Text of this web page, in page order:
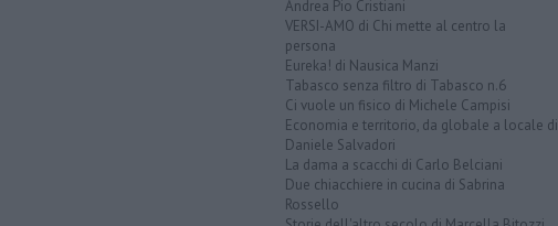
Andrea Pio Cristiani
VERSI-AMO di Chi mette al centro la
persona
Eureka! di Nausica Manzi
Tabasco senza filtro di Tabasco n.6
Ci vuole un fisico di Michele Campisi
Economia e territorio, da globale a locale di
Daniele Salvadori
La dama a scacchi di Carlo Belciani
Due chiacchiere in cucina di Sabrina
Rossello